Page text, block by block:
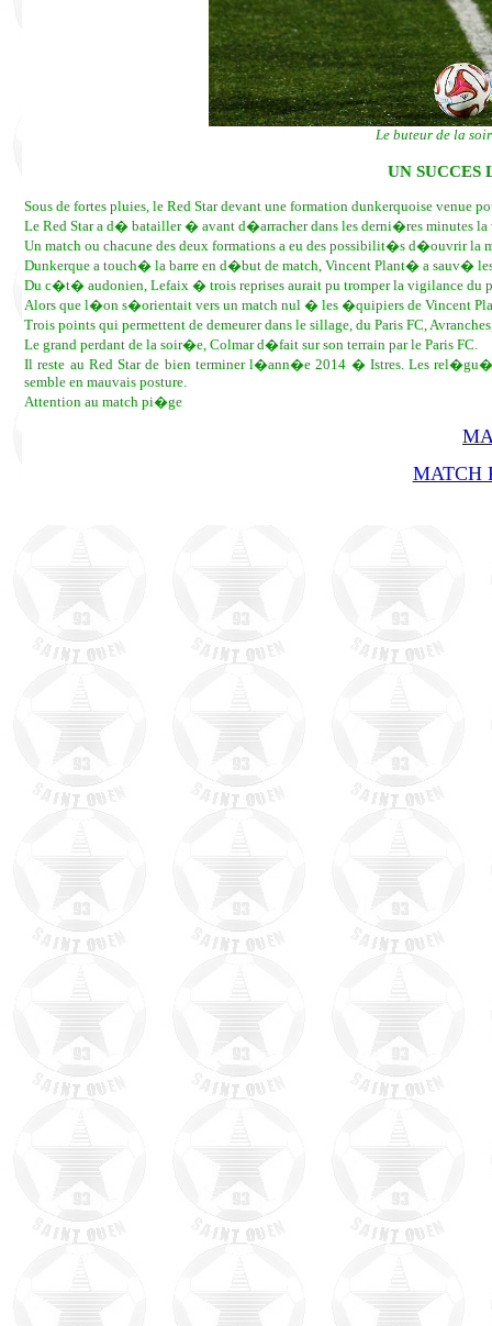
Le buteur de la
UN SUCCES
Sous de fortes pluies, le Red Star devant une formation dunkerquoise venue
Le Red Star a d� batailler � avant d�arracher dans les derni�res minutes
Un match ou chacune des deux formations a eu des possibilit�s d�ouvrir la
Dunkerque a touch� la barre en d�but de match, Vincent Plant� a sauv�
Du c�t� audonien, Lefaix � trois reprises aurait pu tromper la vigilance du
Alors que l�on s�orientait vers un match nul � les �quipiers de Vincent
Trois points qui permettent de demeurer dans le sillage, du Paris FC,
Le grand perdant de la soir�e, Colmar d�fait sur son terrain par le Paris FC.
Il reste au Red Star de bien terminer l�ann�e 2014 � Istres. Les
semble en mauvais posture.
Attention au match pi�ge
MATCH